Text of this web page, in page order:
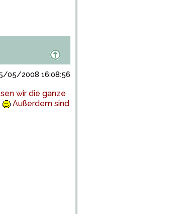
05/2008 16:08:56
wir die ganze
Außerdem sind